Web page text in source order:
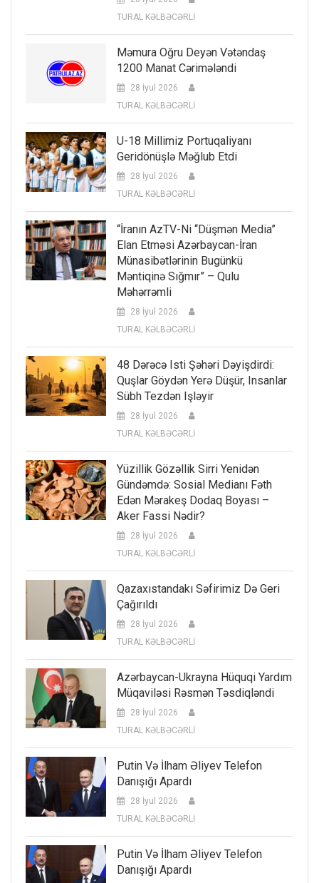
TURAL KƏLBƏCƏRLİ
Məmura Oğru Deyən Vətəndaş
1200 Manat Cərimələndi
28 İyul 2026
TURAL KƏLBƏCƏRLİ
U-18 Millimiz Portuqaliyanı
Geridönüşlə Məğlub Etdi
28 İyul 2026
TURAL KƏLBƏCƏRLİ
“İranın AzTV-Ni “düşmən Media”
Elan Etməsi Azərbaycan-İran
Münasibətlərinin Bugünkü
Məntiqinə Sığmır” – Qulu
Məhərrəmli
28 İyul 2026
TURAL KƏLBƏCƏRLİ
48 Dərəcə Isti Şəhəri Dəyişdirdi:
Quşlar Göydən Yerə Düşür, Insanlar
Sübh Tezdən Işləyir
28 İyul 2026
TURAL KƏLBƏCƏRLİ
Yüzillik Gözəllik Sirri Yenidən
Gündəmdə: Sosial Medianı Fəth
Edən Mərakeş Dodaq Boyası –
Aker Fassi Nədir?
28 İyul 2026
TURAL KƏLBƏCƏRLİ
Qazaxıstandakı Səfirimiz Də Geri
Çağırıldı
28 İyul 2026
TURAL KƏLBƏCƏRLİ
Azərbaycan-Ukrayna Hüquqi Yardım
Müqaviləsi Rəsmən Təsdiqləndi
28 İyul 2026
TURAL KƏLBƏCƏRLİ
Putin Və İlham Əliyev Telefon
Danışığı Apardı
28 İyul 2026
TURAL KƏLBƏCƏRLİ
Putin Və İlham Əliyev Telefon
Danışığı Apardı